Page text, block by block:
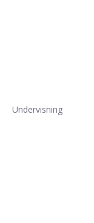
Undervisning